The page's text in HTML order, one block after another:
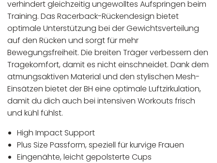
verhindert gleichzeitig ungewolltes Aufspringen beim
Training. Das Racerback-Rückendesign bietet
optimale Unterstützung bei der Gewichtsverteilung
auf den Rücken und sorgt für mehr
Bewegungsfreiheit. Die breiten Träger verbessern den
Tragekomfort, damit es nicht einschneidet. Dank dem
atmungsaktiven Material und den stylischen Mesh-
Einsätzen bietet der BH eine optimale Luftzirkulation,
damit du dich auch bei intensiven Workouts frisch
und kühl fühlst.
High Impact Support
Plus Size Passform, speziell für kurvige Frauen
Eingenähte, leicht gepolsterte Cups